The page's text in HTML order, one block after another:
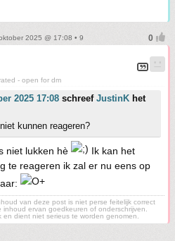
2025 @ 17:08 • 9
- open for dm
2025 17:08 schreef JustinK het
kunnen reageren?
niet lukken hè
Ik kan het
te reageren ik zal er nu eens op
van deze post is niet perse feitelijk correct
ervan goedkeuren of onderschrijven.
dient niet serieus te worden genomen.